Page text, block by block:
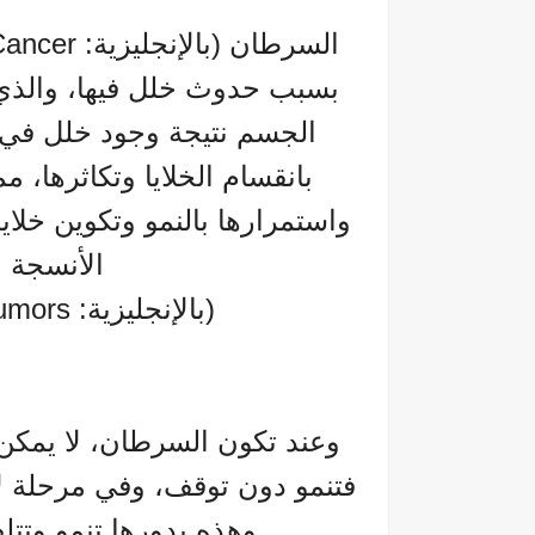
بسبب حدوث خلل فيها،
الجسم نتيجة وجود خلل في
بانقسام الخلايا
واستمرارها بالنمو وتكوين
(بالإنجليزية: Tumors) وظهور أعراض السرطان.
وعند تكون السرطان، لا
فتنمو دون توقف، وفي مرحلة